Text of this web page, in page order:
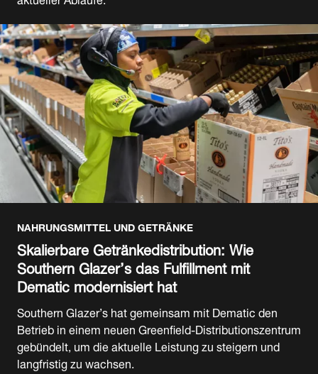
NAHRUNGSMITTEL UND GETRÄNKE
Skalierbare Getränkedistribution: Wie
Southern Glazer’s das Fulfillment mit
Dematic modernisiert hat
Southern Glazer’s hat gemeinsam mit Dematic den
Betrieb in einem neuen Greenfield-Distributionszentrum
gebündelt, um die aktuelle Leistung zu steigern und
langfristig zu wachsen.